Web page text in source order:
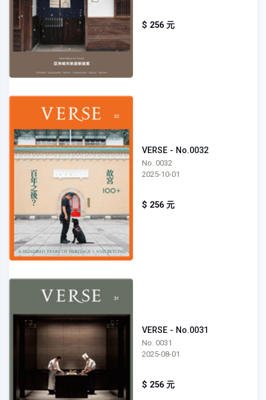
$ 256 元
VERSE - No.0032
No. 0032
2025-10-01
$ 256 元
VERSE - No.0031
No. 0031
2025-08-01
$ 256 元